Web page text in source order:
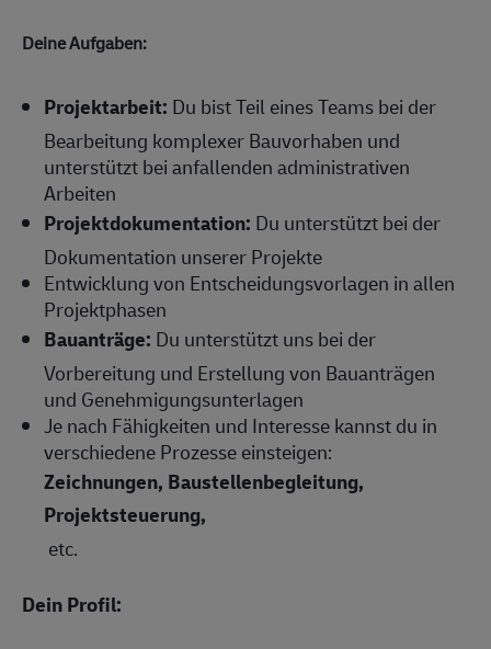
Deine Aufgaben:
Projektarbeit: Du bist Teil eines Teams bei der
Bearbeitung komplexer Bauvorhaben und
unterstützt bei anfallenden administrativen
Arbeiten
Projektdokumentation: Du unterstützt bei der
Dokumentation unserer Projekte
Entwicklung von Entscheidungsvorlagen in allen
Projektphasen
Bauanträge: Du unterstützt uns bei der
Vorbereitung und Erstellung von Bauanträgen
und Genehmigungsunterlagen
Je nach Fähigkeiten und Interesse kannst du in
verschiedene Prozesse einsteigen:
Zeichnungen, Baustellenbegleitung,
Projektsteuerung,
etc.
Dein Profil: